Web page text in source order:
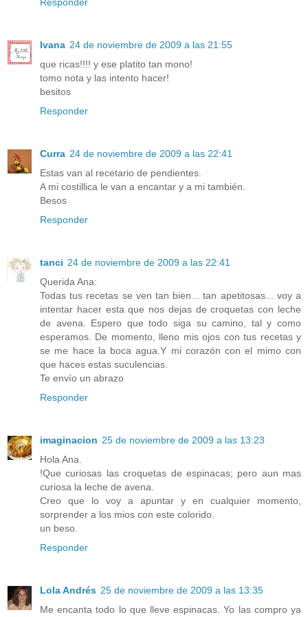
Ivana 24 de noviembre de 2009 a las 21:55
que ricas!!!! y ese platito tan mono!
tomo nota y las intento hacer!
besitos
Responder
Curra 24 de noviembre de 2009 a las 22:41
Estas van al recetario de pendientes.
A mi costillica le van a encantar y a mi también.
Besos
Responder
tanci 24 de noviembre de 2009 a las 22:41
Querida Ana:
Todas tus recetas se ven tan bien... tan apetitosas... voy a
intentar hacer esta que nos dejas de croquetas con leche
de avena. Espero que todo siga su camino, tal y como
esperamos. De momento, lleno mis ojos con tus recetas y
se me hace la boca agua.Y mi corazón con el mimo con
que haces estas suculencias.
Te envío un abrazo
Responder
imaginacion 25 de noviembre de 2009 a las 13:23
Hola Ana.
!Que curiosas las croquetas de espinacas; pero aun mas
curiosa la leche de avena.
Creo que lo voy a apuntar y en cualquier momento,
sorprender a los mios con este colorido.
un beso.
Responder
Lola Andrés 25 de noviembre de 2009 a las 13:35
Me encanta todo lo que lleve espinacas. Yo las compro ya